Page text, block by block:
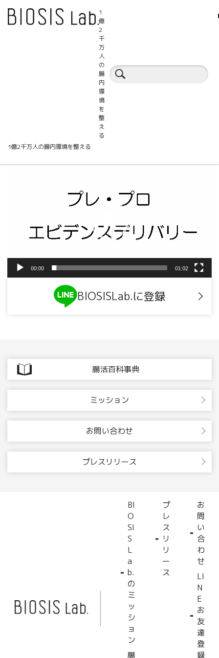
1
億
2
千
万
人
の
腸
内
環
境
を
整
え
る
1億2千万人の腸内環境を整える
セミナートピックス
イヌリンとバルーン化
動
00:00 01:02
BIOSISLab.に登録
腸活百科事典
ミッション
お問い合わせ
プレスリリース
BI
O
SI
S
L
a
b.
の
ミ
ッ
シ
ョ
ン
腸
プ
レ
ス
リ
リ
ー
ス
お
問
い
合
わ
せ
LI
N
E
お
友
達
登
録